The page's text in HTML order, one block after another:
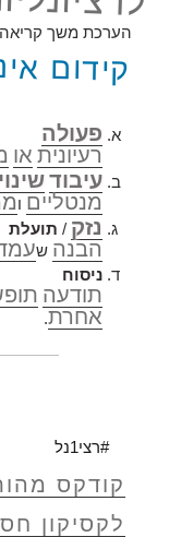
הערכת משך
קידום
פעולה
רעיונית או
עיבוד
מנטליים ו
נזק / תועלת
הבנה ש
ניסוח
תודעה
אחרת.
#רצי1נל
קודקס
לקסיקון